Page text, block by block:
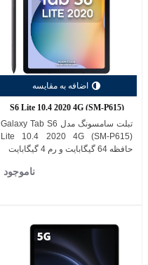
اضافه به مقایسه
S6 Lite 10.4 2020 4G (SM-P615)
تبلت سامسونگ مدل Galaxy Tab S6
Lite 10.4 2020 4G (SM-P615)
حافظه 64 گیگابایت و رم 4 گیگابایت
ناموجود